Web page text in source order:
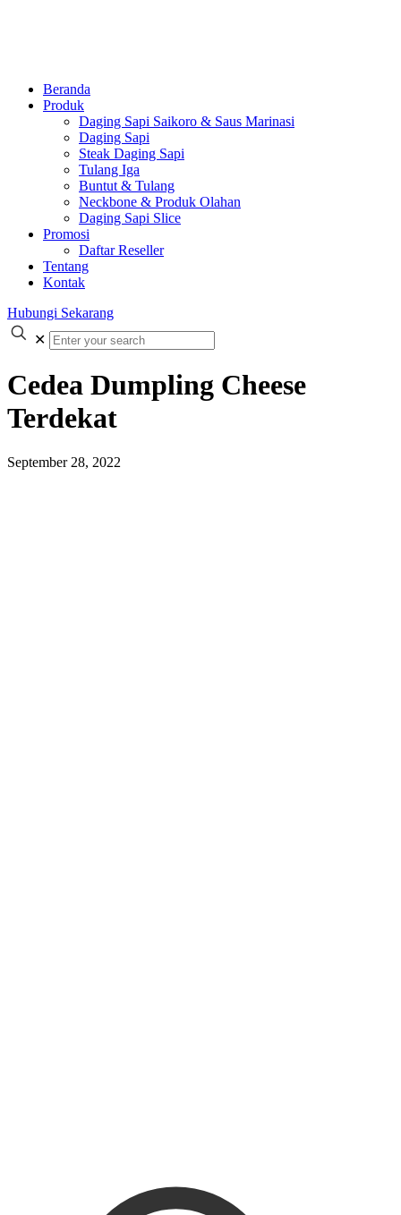
Beranda
Produk
Daging Sapi Saikoro & Saus Marinasi
Daging Sapi
Steak Daging Sapi
Tulang Iga
Buntut & Tulang
Neckbone & Produk Olahan
Daging Sapi Slice
Promosi
Daftar Reseller
Tentang
Kontak
Hubungi Sekarang
✕
Cedea Dumpling Cheese
Terdekat
September 28, 2022